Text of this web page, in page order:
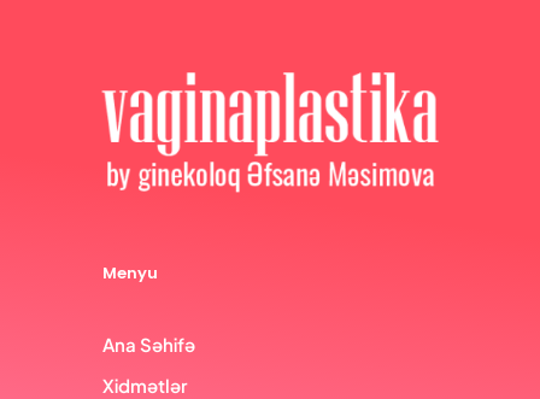
Menyu
Ana Səhifə
Xidmətlər